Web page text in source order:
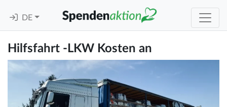
DE
Hilfsfahrt -LKW Kosten an